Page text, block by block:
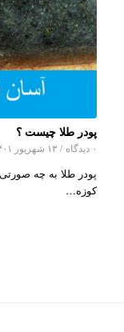
پودر طلا چیست ؟
۰ دیدگاه / ۱۳ شهریور ۱۴۰۱
پودر طلا به چه
کوزه…